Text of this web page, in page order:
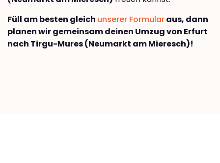
Füll am besten gleich unserer Formularaus, dann
planen wir gemeinsam deinen Umzug von Erfurt
nach Tirgu-Mures (Neumarkt am Mieresch)!